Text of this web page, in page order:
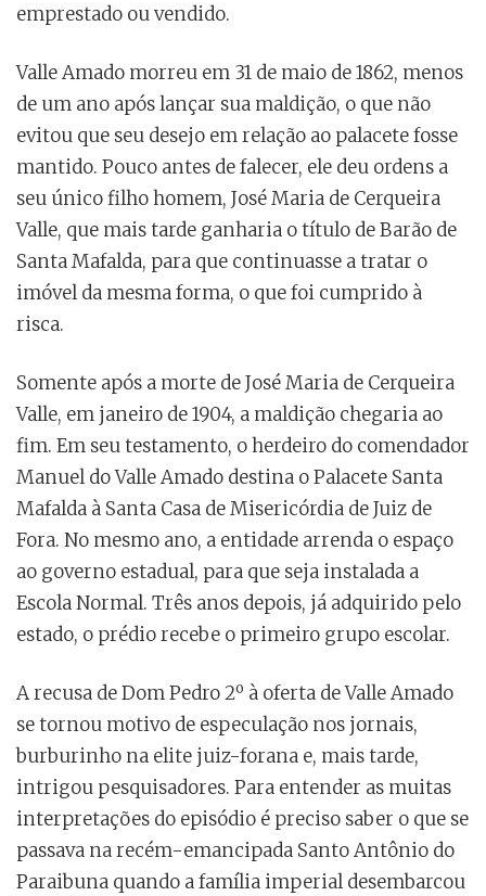
emprestado ou vendido.
Valle Amado morreu em 31 de maio de 1862, menos
de um ano após lançar sua maldição, o que não
evitou que seu desejo em relação ao palacete fosse
mantido. Pouco antes de falecer, ele deu ordens a
seu único filho homem, José Maria de Cerqueira
Valle, que mais tarde ganharia o título de Barão de
Santa Mafalda, para que continuasse a tratar o
imóvel da mesma forma, o que foi cumprido à
risca.
Somente após a morte de José Maria de Cerqueira
Valle, em janeiro de 1904, a maldição chegaria ao
fim. Em seu testamento, o herdeiro do comendador
Manuel do Valle Amado destina o Palacete Santa
Mafalda à Santa Casa de Misericórdia de Juiz de
Fora. No mesmo ano, a entidade arrenda o espaço
ao governo estadual, para que seja instalada a
Escola Normal. Três anos depois, já adquirido pelo
estado, o prédio recebe o primeiro grupo escolar.
A recusa de Dom Pedro 2º à oferta de Valle Amado
se tornou motivo de especulação nos jornais,
burburinho na elite juiz-forana e, mais tarde,
intrigou pesquisadores. Para entender as muitas
interpretações do episódio é preciso saber o que se
passava na recém-emancipada Santo Antônio do
Paraibuna quando a família imperial desembarcou